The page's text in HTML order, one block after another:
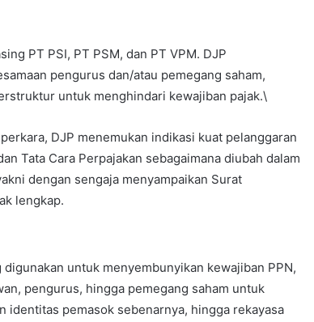
PT PSI, PT PSM, dan PT VPM. DJP
pengurus dan/atau pemegang saham,
untuk menghindari kewajiban pajak.\
DJP menemukan indikasi kuat pelanggaran
Tata Cara Perpajakan sebagaimana diubah dalam
dengan sengaja menyampaikan Surat
lengkap.
untuk menyembunyikan kewajiban PPN,
pengurus, hingga pemegang saham untuk
identitas pemasok sebenarnya, hingga rekayasa